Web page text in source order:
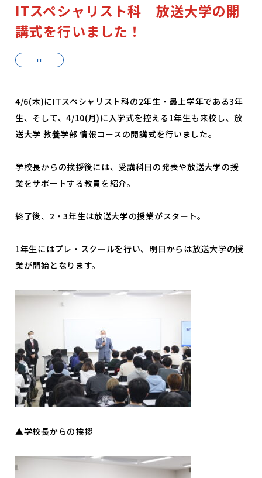
学校案内
入学案内
就職サポート
オープンキャンパス
お知らせ
アクセス
教員募集
WEBエントリー・
人事採用担当者様へ
お問い合わせ
〒263-0025 千葉市稲毛区穴川町386
ITスペシャリスト科 放送大学の開
講式を行いました！
IT
4/6(木)にITスペシャリスト科の2年生・最上学年である3年
生、そして、4/10(月)に入学式を控える1年生も来校し、放
送大学 教養学部 情報コースの開講式を行いました。
学校長からの挨拶後には、受講科目の発表や放送大学の授
業をサポートする教員を紹介。
終了後、2・3年生は放送大学の授業がスタート。
1年生にはプレ・スクールを行い、明日からは放送大学の授
業が開始となります。
▲学校長からの挨拶